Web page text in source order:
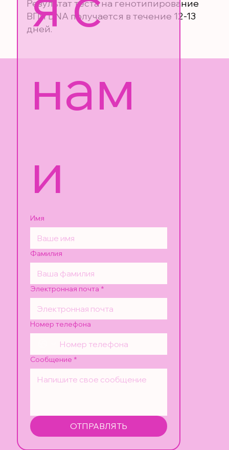
Результат теста на генотипирование
ВПЧ DNA получается в течение 12-13
дней.
нам
и
Имя
Фамилия
Электронная почта *
Номер телефона
Сообщение *
ОТПРАВЛЯТЬ